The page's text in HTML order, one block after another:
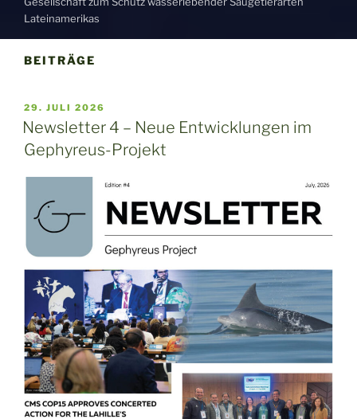
Lateinamerikas
BEITRÄGE
VERÖFFENTLICHT
AM
29. JULI 2026
Newsletter 4 – Neue Entwicklungen im
Gephyreus-Projekt